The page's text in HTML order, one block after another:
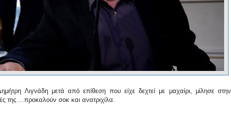
Λιγνάδη μετά από επίθεση που είχε δεχτεί με μαχαίρι, μίλησε στην
της ... προκαλούν σοκ και ανατριχίλα.